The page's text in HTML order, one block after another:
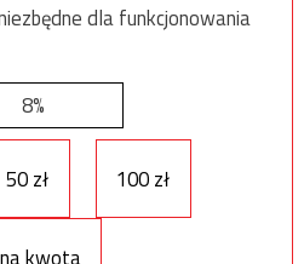
dla funkcjonowania
8%
50 zł 100 zł